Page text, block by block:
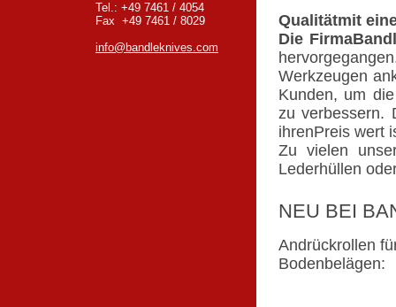
Tel.: +49 7461 / 4054
Fax +49 7461 / 8029
info@bandleknives.com
Qualitätmit
Die
Werkzeugen
Kunden, um
zu verbessern.
ihrenPreis wert
Zu vielen
Lederhüllen
NEU BEI
Andrückrollen
Bodenbelägen: